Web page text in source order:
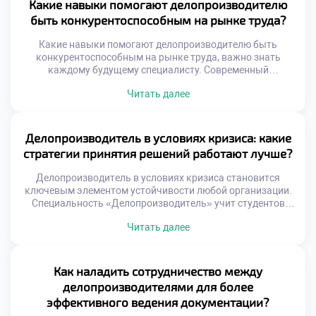
формируется еще до выхода на реальное рабочее место.
Активность студента становится главным […]
Какие навыки помогают делопроизводителю
быть конкурентоспособным на рынке труда?
Какие навыки помогают делопроизводителю быть
конкурентоспособным на рынке труда, важно знать
каждому будущему специалисту. Современный
операций, а универсального сотрудника. Конкуренция за
кандидата среди сотен других соискателей. Рынок труда
динамично меняется под влиянием цифровых технологий
и новых стандартов. […]
Читать далее
Делопроизводитель в условиях кризиса: какие
стратегии принятия решений работают лучше?
Делопроизводитель в условиях кризиса становится
ключевым элементом устойчивости любой организации.
Специальность «Делопроизводитель» учит студентов
внешним условиям. Грамотные решения специалиста
документы в техникум для получения антикризисных
компетенций. Образовательная программа моделирует
стрессовые ситуации управления информацией. Будущие
профессионалы учатся принимать взвешенные решения
Читать далее
Как наладить сотрудничество между
делопроизводителями для более
эффективного ведения документации?